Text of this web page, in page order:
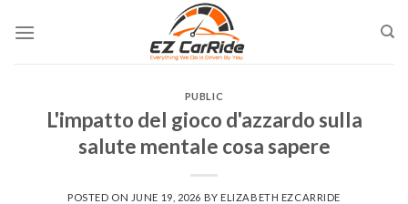
PUBLIC
L'impatto del gioco d'azzardo sulla
salute mentale cosa sapere
POSTED ON JUNE 19, 2026 BY ELIZABETH EZCARRIDE